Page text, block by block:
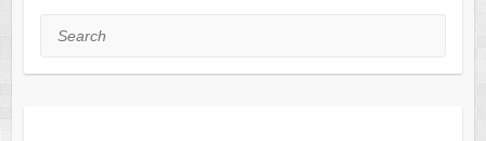
Search